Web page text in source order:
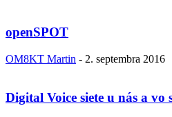
openSPOT
OM8KT Martin - 2. septembra 2016
Digital Voice siete u nás a vo